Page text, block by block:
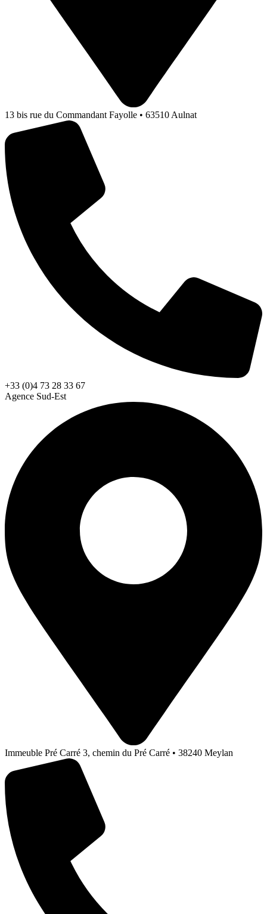
13 bis rue du Commandant Fayolle • 63510 Aulnat
+33 (0)4 73 28 33 67
Agence Sud-Est
Immeuble Pré Carré 3, chemin du Pré Carré • 38240 Meylan​